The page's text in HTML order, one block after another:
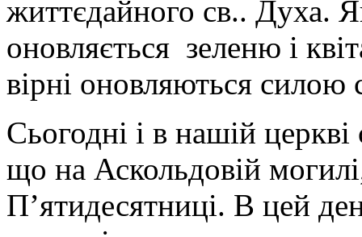
життєдайного св.. Духа.
оновляється зеленю і
вірні оновляються силою
Сьогодні і в нашій
що на Аскольдовій
П’ятидесятниці. В цей